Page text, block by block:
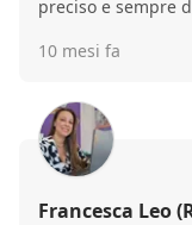
preciso e sempre
seguendo ogni
assolutamente
10 mesi fa
Francesca Leo